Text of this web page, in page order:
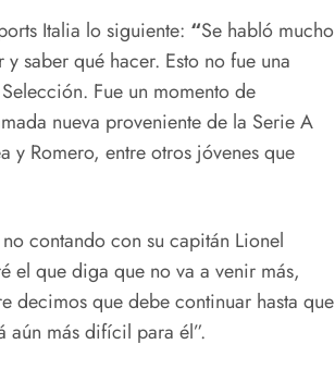
Italia lo siguiente: “Se habló mucho
saber qué hacer. Esto no fue una
Fue un momento de
nueva proveniente de la Serie A
y Romero, entre otros jóvenes que
contando con su capitán Lionel
el que diga que no va a venir más,
decimos que debe continuar hasta que
aún más difícil para él”.